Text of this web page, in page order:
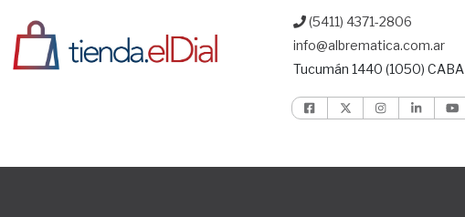
(5411) 4371-2806
info@albrematica.com.ar
Tucumán 1440 (1050) CABA